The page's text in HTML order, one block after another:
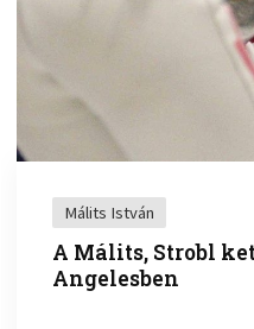
Málits István
A Málits, Strobl
Angelesben